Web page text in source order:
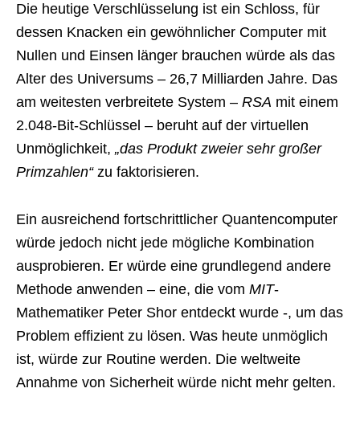
Die heutige Verschlüsselung ist ein Schloss, für
dessen Knacken ein gewöhnlicher Computer mit
Nullen und Einsen länger brauchen würde als das
Alter des Universums – 26,7 Milliarden Jahre. Das
am weitesten verbreitete System – RSA mit einem
2.048-Bit-Schlüssel – beruht auf der virtuellen
Unmöglichkeit, „das Produkt zweier sehr großer
Primzahlen“zu faktorisieren.
Ein ausreichend fortschrittlicher Quantencomputer
würde jedoch nicht jede mögliche Kombination
ausprobieren. Er würde eine grundlegend andere
Methode anwenden – eine, die vom MIT-
Mathematiker Peter Shor entdeckt wurde -, um das
Problem effizient zu lösen. Was heute unmöglich
ist, würde zur Routine werden. Die weltweite
Annahme von Sicherheit würde nicht mehr gelten.